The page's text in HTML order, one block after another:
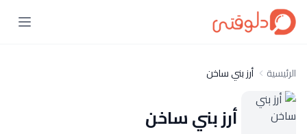
الرئيسية أرز بني ساخن
أرز بني ساخن